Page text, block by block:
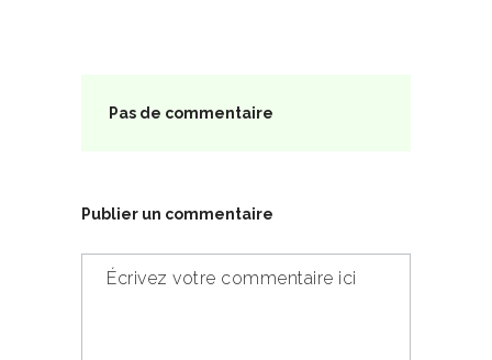
Pas de commentaire
Publier un commentaire